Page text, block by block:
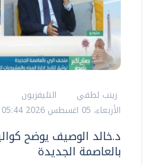
زينب لطفي
التليفزيون
الأربعاء، 05 اغسطس 2026 05:44 م
د.خالد الوصيف يوضح
بالعاصمة الجديدة